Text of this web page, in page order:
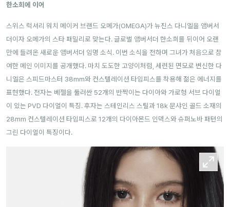
한소희에 이어
스위스 럭셔리 워치 메이커 브랜드 오메가(OMEGA)가 뉴진스 다니엘을 앰버서
더이자 오메가의 스타 패밀리로 맞는다. 글로벌 앰버서더 한소희를 뒤이어 오랜
만에 들려온 새로운 앰버서더 임명 소식. 이번 소식을 전하며 그녀가 처음으로 참
여한 메인 이미지를 공개했다. 마치 도도한 고양이처럼, 세련된 면모로 변신한 다
니엘은 스피드마스터 38mm와 컨스텔레이션 타임피스를 착용해 젊은 에너지를
표현했다. 전자는 베젤을 둘러싼 52개의 반짝이는 다이아와 가로형 서브 다이얼
이 있는 PVD 다이얼이 특징. 후자는 스테인리스 스틸과 18k 문샤인 골드 소재의
28mm 컨스텔레이션 타임피스로 12개의 다이아몬드 인덱스와 슈퍼노바 패턴의
그린 다이얼이 특징이다.